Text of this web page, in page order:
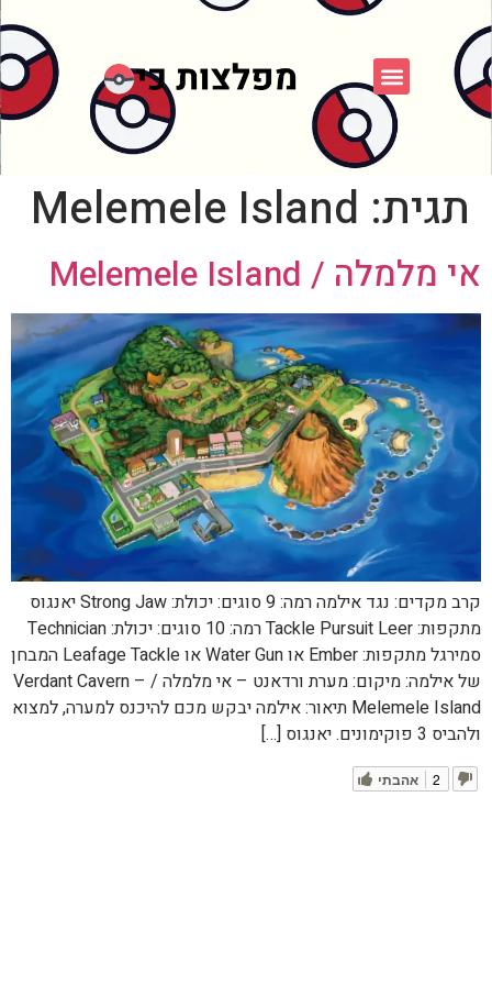
תגית: Melemele Island
אי מלמלה / Melemele Island
קרב מקדים: נגד אילמה רמה: 9 סוגים: יכולת: Strong Jaw יאנגוס
מתקפות: Tackle Pursuit Leer רמה: 10 סוגים: יכולת: Technician
סמירגל מתקפות: Ember או Water Gun או Leafage Tackle המבחן
של אילמה: מיקום: מערת ורדאנט – אי מלמלה / Verdant Cavern –
Melemele Island תיאור: אילמה יבקש מכם להיכנס למערה, למצוא
ולהביס 3 פוקימונים. יאנגוס […]
אהבתי 2